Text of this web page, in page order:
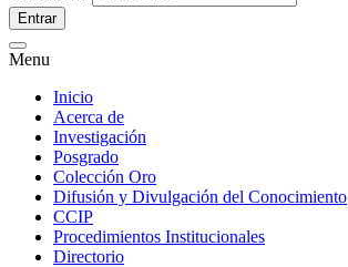
Entrar
Menu
Inicio
Acerca de
Investigación
Posgrado
Colección Oro
Difusión y Divulgación del Conocimiento
CCIP
Procedimientos Institucionales
Directorio